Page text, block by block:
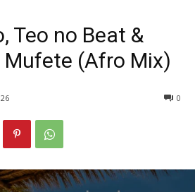
Teo no Beat &
Mufete (Afro Mix)
0